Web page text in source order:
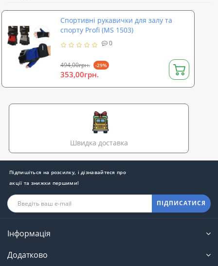
Спортивні рукавички для залу та
спорту Profi (MS 1503)
0
494,00грн. -29%
353,00грн.
Швидка доставка
Підпишіться на розсилку, і дізнавайтеся про
акції та знижки першими!
ПІДПИСАТИСЯ
Інформація
Додатково